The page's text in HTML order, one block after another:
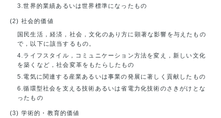
3.世界的業績あるいは世界標準になったもの
(2) 社会的価値
国民生活，経済，社会，文化のあり方に顕著な影響を与えたもの
で，以下に該当するもの。
4.ライフスタイル，コミュニケーション方法を変え，新しい文化
を築くなど，社会変革をもたらしたもの
5.電気に関連する産業あるいは事業の発展に著しく貢献したもの
6.循環型社会を支える技術あるいは省電力化技術のさきがけとな
ったもの
(3) 学術的・教育的価値